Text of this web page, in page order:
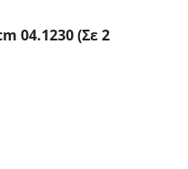
04.1230 (Σε 2